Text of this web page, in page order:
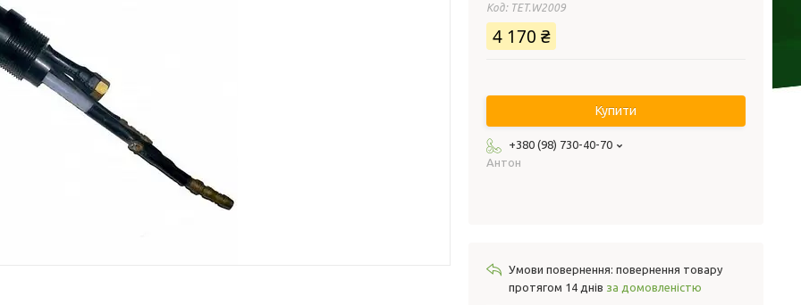
Код: TET.W2009
4 170 ₴
Купити
+380 (98) 730-40-70
Антон
повернення товару
протягом 14 днів за домовленістю